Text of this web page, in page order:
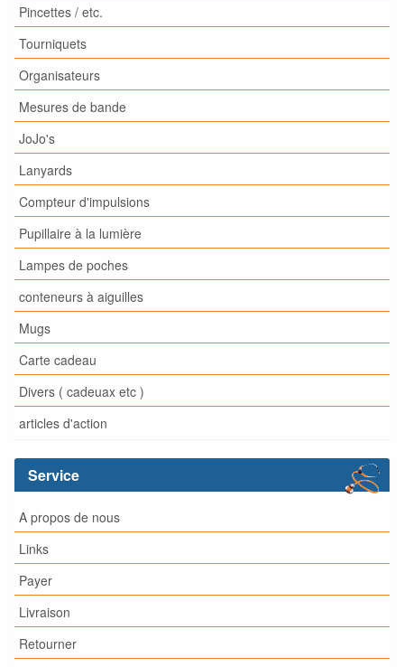
Pincettes / etc.
Tourniquets
Organisateurs
Mesures de bande
JoJo's
Lanyards
Compteur d'impulsions
Pupillaire à la lumière
Lampes de poches
conteneurs à aiguilles
Mugs
Carte cadeau
Divers ( cadeuax etc )
articles d'action
Service
A propos de nous
Links
Payer
Livraison
Retourner